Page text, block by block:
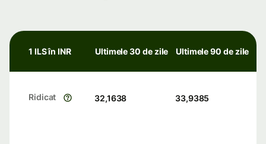
1 ILS în INR Ultimele 30 de zile Ultimele 90 de zile
Ridicat 32,1638 33,9385